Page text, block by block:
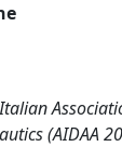
(AIDAA